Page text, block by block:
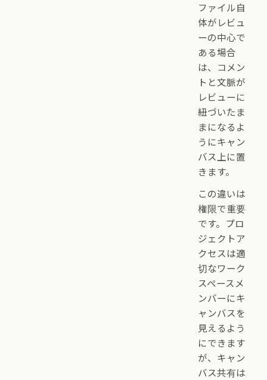
ファイル自
体がレビュ
ーの中心で
ある場合
は、コメン
トと文脈が
レビューに
紐づいたま
まになるよ
うにキャン
バス上に置
きます。
この違いは
権限で重要
です。プロ
ジェクトア
クセスは適
切なワーク
スペースメ
ンバーにキ
ャンバスを
見えるよう
にできます
が、キャン
バス共有は